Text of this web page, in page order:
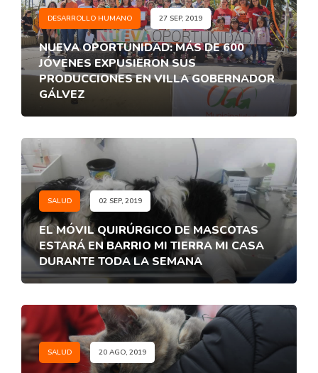
DESARROLLO HUMANO 27 SEP, 2019
NUEVA OPORTUNIDAD: MÁS DE 600
JÓVENES EXPUSIERON SUS
PRODUCCIONES EN VILLA GOBERNADOR
GÁLVEZ
SALUD 02 SEP, 2019
EL MÓVIL QUIRÚRGICO DE MASCOTAS
ESTARÁ EN BARRIO MI TIERRA MI CASA
DURANTE TODA LA SEMANA
SALUD 20 AGO, 2019